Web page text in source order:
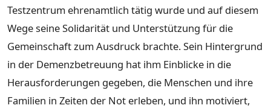
Testzentrum ehrenamtlich tätig wurde und auf diesem
Wege seine Solidarität und Unterstützung für die
Gemeinschaft zum Ausdruck brachte. Sein Hintergrund
in der Demenzbetreuung hat ihm Einblicke in die
Herausforderungen gegeben, die Menschen und ihre
Familien in Zeiten der Not erleben, und ihn motiviert,